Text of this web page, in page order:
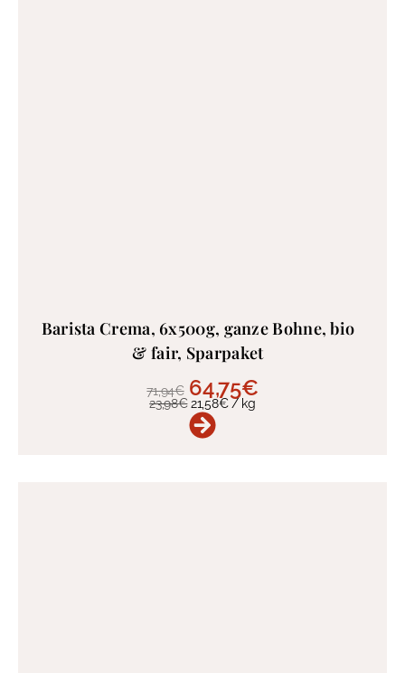
Barista Crema, 6x500g, ganze Bohne, bio
& fair, Sparpaket
71,94€ 64,75€
23,98€ 21,58€/kg